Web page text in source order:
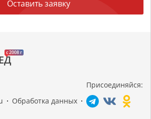
Оставить заявку
c 2008 г
Обработка данных
Присоединяйся: